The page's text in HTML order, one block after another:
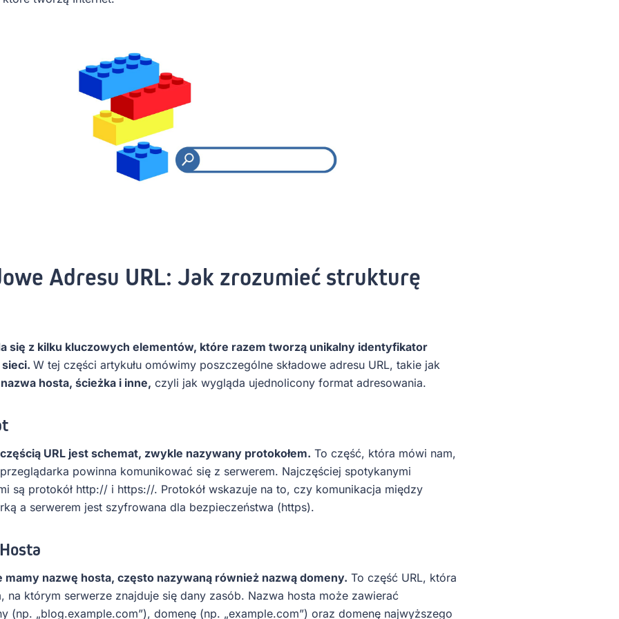
Adresu URL: Jak zrozumieć strukturę
się z kilku kluczowych elementów, które razem tworzą unikalny identyfikator
W tej części artykułu omówimy poszczególne składowe adresu URL, takie jak
hosta, ścieżka i inne, czyli jak wygląda ujednolicony format adresowania.
URL jest schemat, zwykle nazywany protokołem. To część, która mówi nam,
powinna komunikować się z serwerem. Najczęściej spotykanymi
są protokół http:// i https://. Protokół wskazuje na to, czy komunikacja między
a serwerem jest szyfrowana dla bezpieczeństwa (https).
mamy nazwę hosta, często nazywaną również nazwą domeny. To część URL, która
na którym serwerze znajduje się dany zasób. Nazwa hosta może zawierać
(np. „blog.example.com”), domenę (np. „example.com”) oraz domenę najwyższego